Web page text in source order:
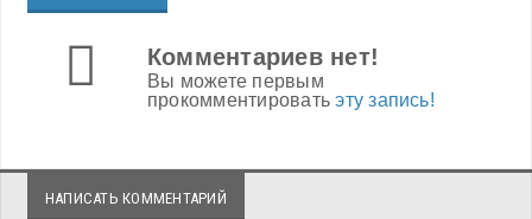
Комментариев нет!
Вы можете первым
прокомментироватьэту запись!
НАПИСАТЬ КОММЕНТАРИЙ